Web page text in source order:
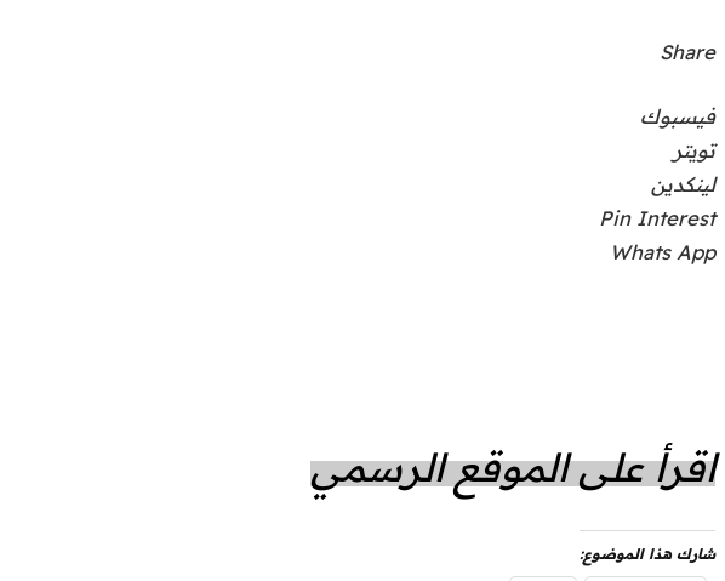
Share
فيسبوك
تويتر
لينكدين
Pin Interest
Whats App
اقرأ على الموقع الرسمي
شارك هذا الموضوع: